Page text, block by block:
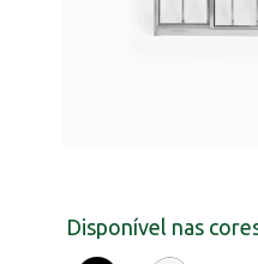
Disponível nas